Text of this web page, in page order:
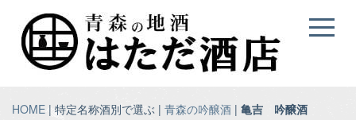
HOME | 特定名称酒別で選ぶ | 青森の吟醸酒 | 亀吉 吟醸酒